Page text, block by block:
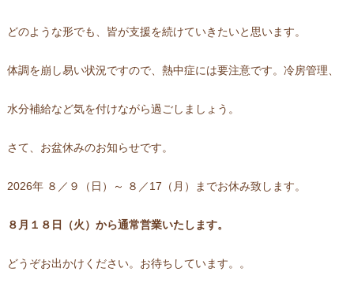
どのような形でも、皆が支援を続けていきたいと思います。
体調を崩し易い状況ですので、熱中症には要注意です。冷房管理、
水分補給など気を付けながら過ごしましょう。
さて、お盆休みのお知らせです。
2026年 ８／９（日）～ ８／17（月）までお休み致します。
８月１８日（火）から通常営業いたします。
どうぞお出かけください。お待ちしています。。